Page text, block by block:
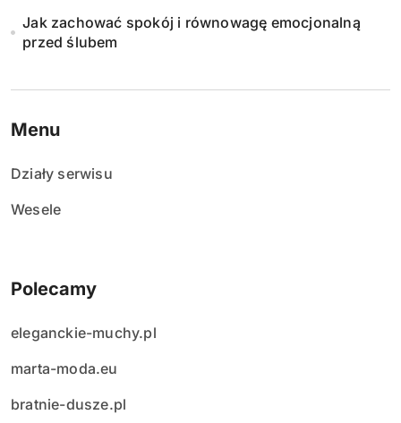
Jak zachować spokój i równowagę emocjonalną
przed ślubem
Menu
Działy serwisu
Wesele
Polecamy
eleganckie-muchy.pl
marta-moda.eu
bratnie-dusze.pl